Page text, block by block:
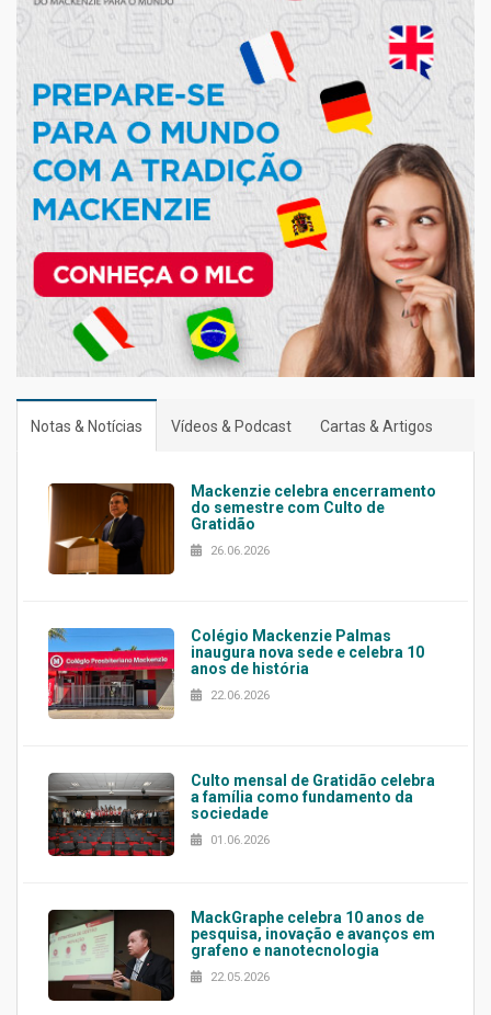
Notas & Notícias Vídeos & Podcast Cartas & Artigos
Mackenzie celebra encerramento
do semestre com Culto de
Gratidão
26.06.2026
Colégio Mackenzie Palmas
inaugura nova sede e celebra 10
anos de história
22.06.2026
Culto mensal de Gratidão celebra
a família como fundamento da
sociedade
01.06.2026
MackGraphe celebra 10 anos de
pesquisa, inovação e avanços em
grafeno e nanotecnologia
22.05.2026